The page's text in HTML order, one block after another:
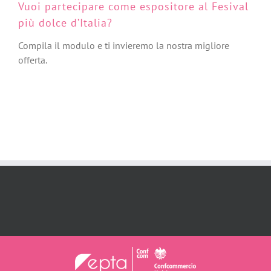
Vuoi partecipare come espositore al Fesival
più dolce d’Italia?
Compila il modulo e ti invieremo la nostra migliore
offerta.